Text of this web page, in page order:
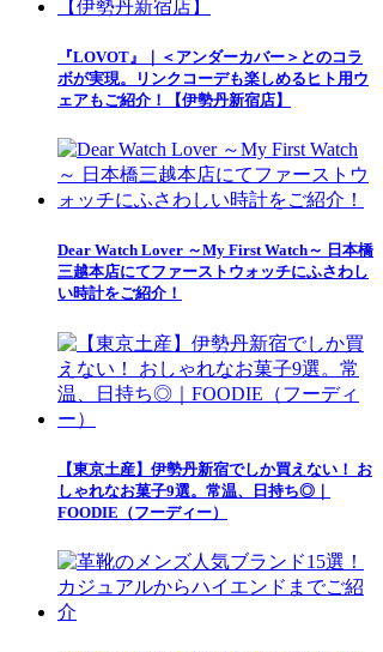
『LOVOT』｜＜アンダーカバー＞とのコラ
ボが実現。リンクコーデも楽しめるヒト用ウ
ェアもご紹介！【伊勢丹新宿店】
Dear Watch Lover ～My First Watch～ 日本橋
三越本店にてファーストウォッチにふさわし
い時計をご紹介！
【東京土産】伊勢丹新宿でしか買えない！ お
しゃれなお菓子9選。常温、日持ち◎｜
FOODIE（フーディー）